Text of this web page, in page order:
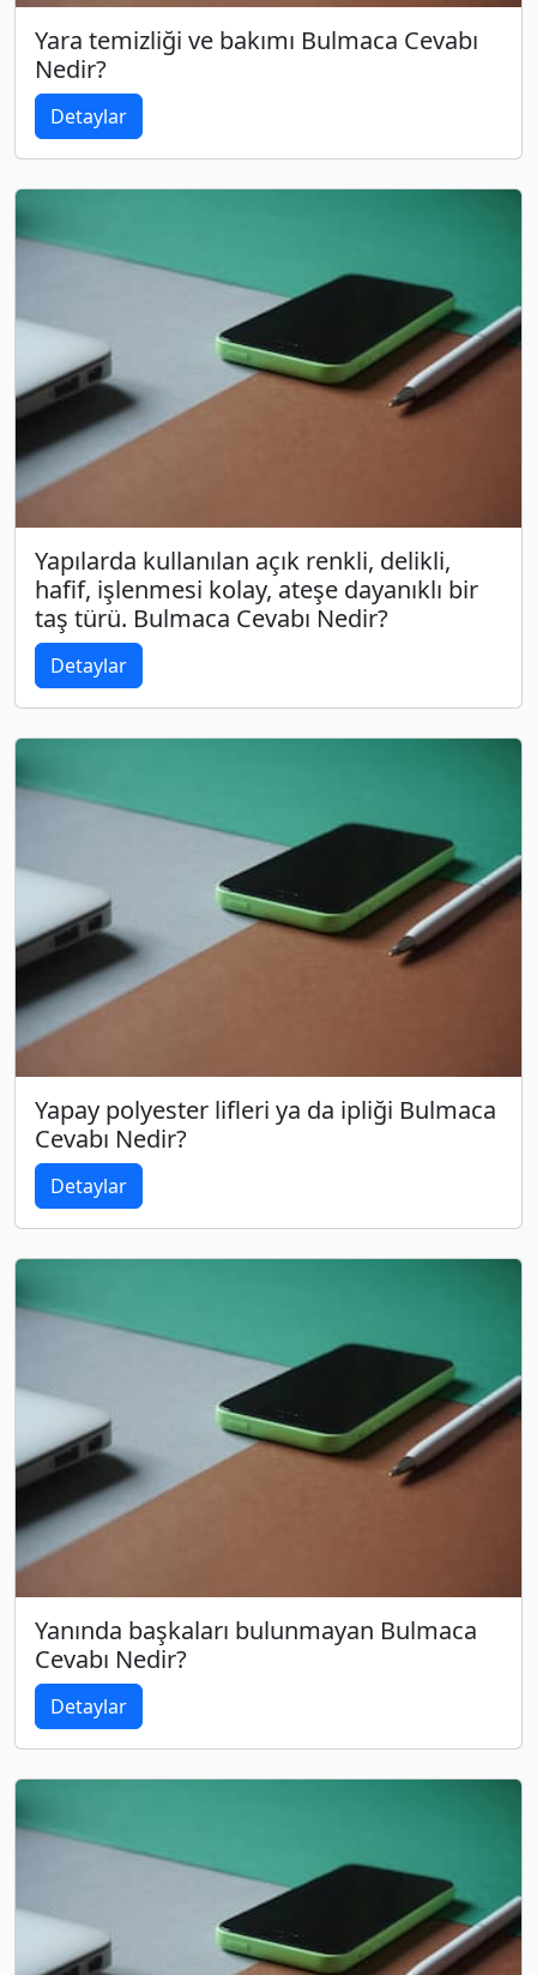
Yara temizliği ve bakımı Bulmaca Cevabı
Nedir?
Detaylar
Yapılarda kullanılan açık renkli, delikli,
hafif, işlenmesi kolay, ateşe dayanıklı bir
taş türü. Bulmaca Cevabı Nedir?
Detaylar
Yapay polyester lifleri ya da ipliği Bulmaca
Cevabı Nedir?
Detaylar
Yanında başkaları bulunmayan Bulmaca
Cevabı Nedir?
Detaylar